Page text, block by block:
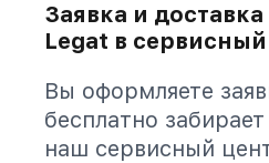
Заявка и
Legat в
Вы оформляете
бесплатно
наш сервисный